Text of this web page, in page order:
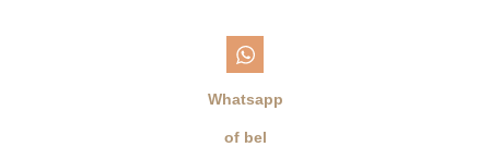
Whatsapp
of bel